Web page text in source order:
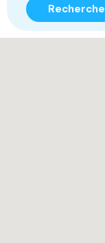
Recherche